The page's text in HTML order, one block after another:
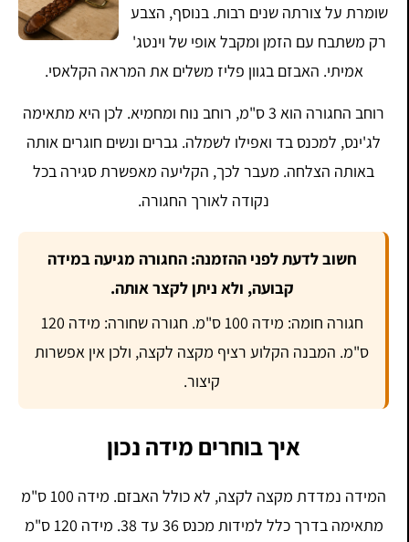
שומרת על צורתה שנים רבות. בנוסף, הצבע
רק משתבח עם הזמן ומקבל אופי של וינטג'
אמיתי. האבזם בגוון פליז משלים את המראה הקלאסי.
רוחב החגורה הוא 3 ס"מ, רוחב נוח ומחמיא. לכן היא מתאימה
לג'ינס, למכנס בד ואפילו לשמלה. גברים ונשים חוגרים אותה
באותה הצלחה. מעבר לכך, הקליעה מאפשרת סגירה בכל
נקודה לאורך החגורה.
חשוב לדעת לפני ההזמנה: החגורה מגיעה במידה
קבועה, ולא ניתן לקצר אותה.
חגורה חומה: מידה 100 ס"מ. חגורה שחורה: מידה 120
ס"מ. המבנה הקלוע רציף מקצה לקצה, ולכן אין אפשרות
קיצור.
איך בוחרים מידה נכון
המידה נמדדת מקצה לקצה, לא כולל האבזם. מידה 100 ס"מ
מתאימה בדרך כלל למידות מכנס 36 עד 38. מידה 120 ס"מ